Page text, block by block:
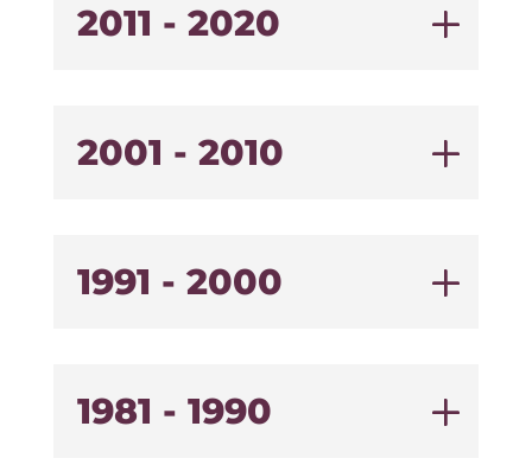
2011 - 2020
2001 - 2010
1991 - 2000
1981 - 1990